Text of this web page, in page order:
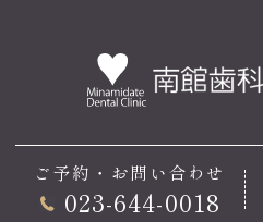
ご予約・お問い合わせ
023-644-0018